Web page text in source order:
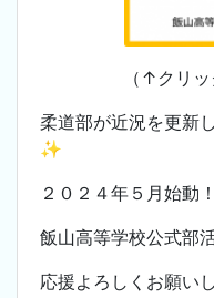
（↑クリ
柔道部が近況を更新
✨
２０２４年５月始動！
飯山高等学校公式部
応援よろしくお願い